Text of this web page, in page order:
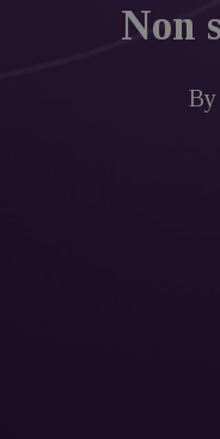
Non
By